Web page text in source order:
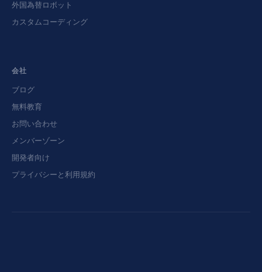
外国為替ロボット
カスタムコーディング
会社
ブログ
無料教育
お問い合わせ
メンバーゾーン
開発者向け
プライバシーと利用規約